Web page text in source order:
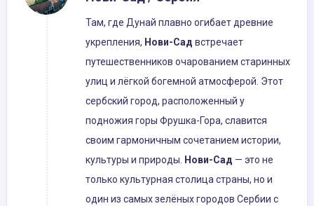
Там, где Дунай плавно огибает древние
укрепления, Нови-Сад встречает
путешественников очарованием старинных
улиц и лёгкой богемной атмосферой. Этот
сербский город, расположенный у
подножия горы Фрушка-Гора, славится
своим гармоничным сочетанием истории,
культуры и природы.
Нови-Сад — это не
только культурная столица страны, но и
один из самых зелёных городов Сербии с